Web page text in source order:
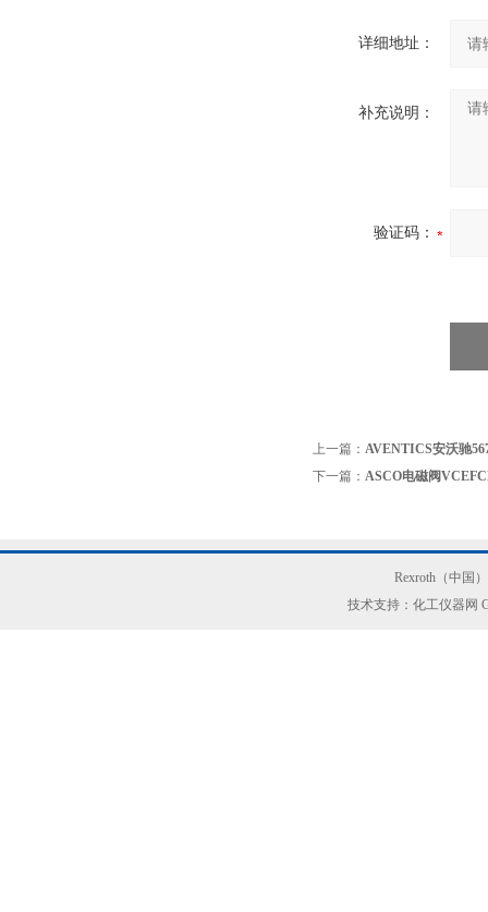
详细地址：
补充说明：
验证码：
上一篇： AVENTICS安沃驰
下一篇： ASCO电磁阀
Rexroth（中国
技术支持：化工仪器网